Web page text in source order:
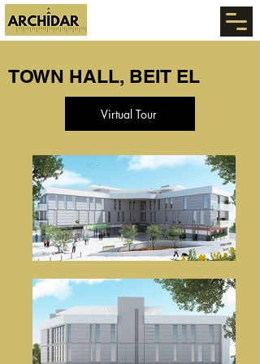
Virtual Tour
TOWN HALL, BEIT EL